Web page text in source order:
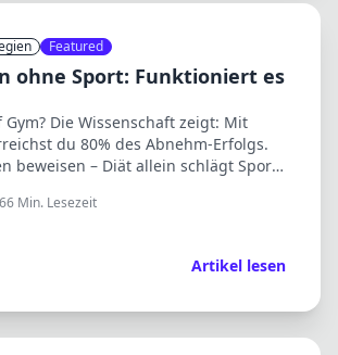
Featured
ohne Sport: Funktioniert es
Gym? Die Wissenschaft zeigt: Mit
du 80% des Abnehm-Erfolgs.
beweisen – Diät allein schlägt Sport
6 Min. Lesezeit
Artikel lesen